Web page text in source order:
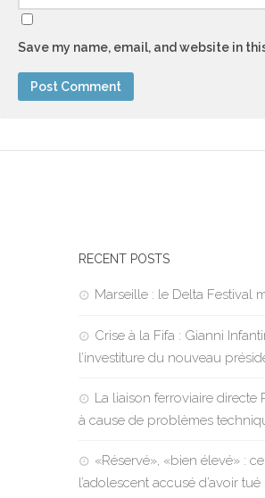
Save my name, email, and website in
RECENT POSTS
Marseille : le Delta Festival
Crise à la Fifa : Gianni
l’investiture du nouveau
La liaison ferroviaire
à cause de problèmes
«Réservé», «bien élevé» :
l’adolescent accusé d’avoir